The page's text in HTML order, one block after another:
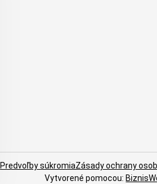
Predvoľby súkromiaZásady ochrany
Vytvorené pomocou: